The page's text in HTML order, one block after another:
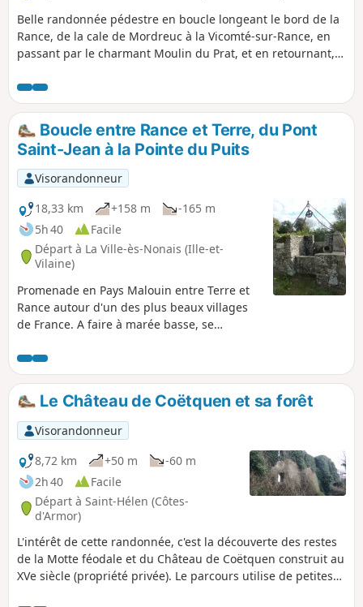
Belle randonnée pédestre en boucle longeant le bord de la
Rance, de la cale de Mordreuc à la Vicomté-sur-Rance, en
passant par le charmant Moulin du Prat, et en retournant,
Boucle entre Rance et Terre, du Pont
Saint-Jean à la Pointe du Puits
Visorandonneur
18,33 km
+158 m
-165 m
5h 40
Facile
Départ à La Ville-ès-Nonais (Ille-et-
Vilaine)
Promenade en Pays Malouin entre Terre et
Rance autour d'un des plus beaux villages
de France. A faire à marée basse, se
Le Château de Coëtquen et sa forêt
Visorandonneur
8,72 km
+50 m
-60 m
2h 40
Facile
Départ à Saint-Hélen (Côtes-
d'Armor)
L'intérêt de cette randonnée, c'est la découverte des restes
de la Motte féodale et du Château de Coëtquen construit au
XVe siècle (propriété privée). Le parcours utilise de petites